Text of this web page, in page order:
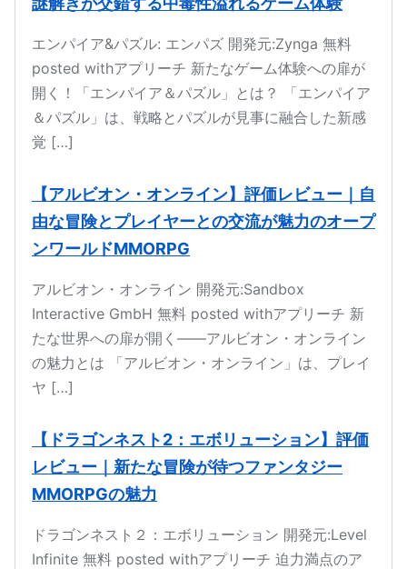
エンパイア&パズル: エンパズ 開発元:Zynga 無料
posted withアプリーチ 新たなゲーム体験への扉が
開く！「エンパイア＆パズル」とは？ 「エンパイア
＆パズル」は、戦略とパズルが見事に融合した新感
覚 […]
【アルビオン・オンライン】評価レビュー｜自
由な冒険とプレイヤーとの交流が魅力のオープ
ンワールドMMORPG
アルビオン・オンライン 開発元:Sandbox
Interactive GmbH 無料 posted withアプリーチ 新
たな世界への扉が開く――アルビオン・オンライン
の魅力とは 「アルビオン・オンライン」は、プレイ
ヤ […]
【ドラゴンネスト2：エボリューション】評価
レビュー｜新たな冒険が待つファンタジー
MMORPGの魅力
ドラゴンネスト２：エボリューション 開発元:Level
Infinite 無料 posted withアプリーチ 迫力満点のア